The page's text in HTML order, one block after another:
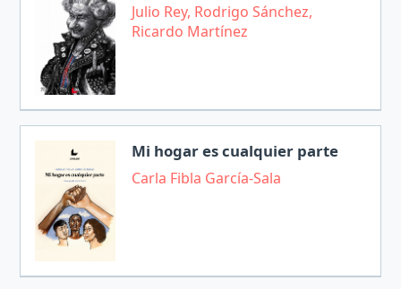
Julio Rey, Rodrigo Sánchez,
Ricardo Martínez
Mi hogar es cualquier parte
Carla Fibla García-Sala